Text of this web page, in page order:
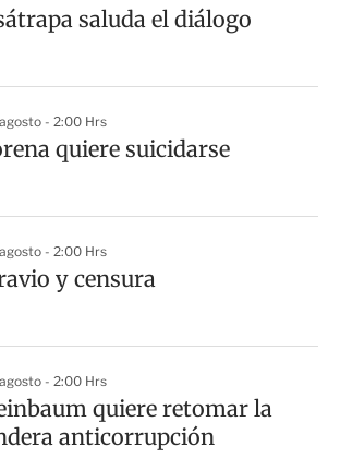
saluda el diálogo
- 2:00 Hrs
quiere suicidarse
- 2:00 Hrs
y censura
- 2:00 Hrs
quiere retomar la
anticorrupción